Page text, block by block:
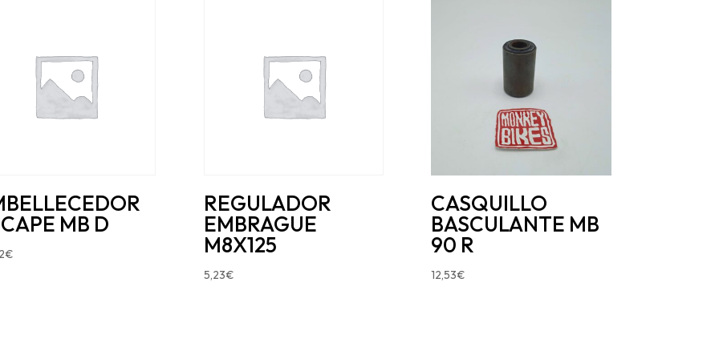
MB D
€
REGULADOR
EMBRAGUE
M8X125
5,23€
CASQUILLO
BASCULANTE MB
90 R
12,53€